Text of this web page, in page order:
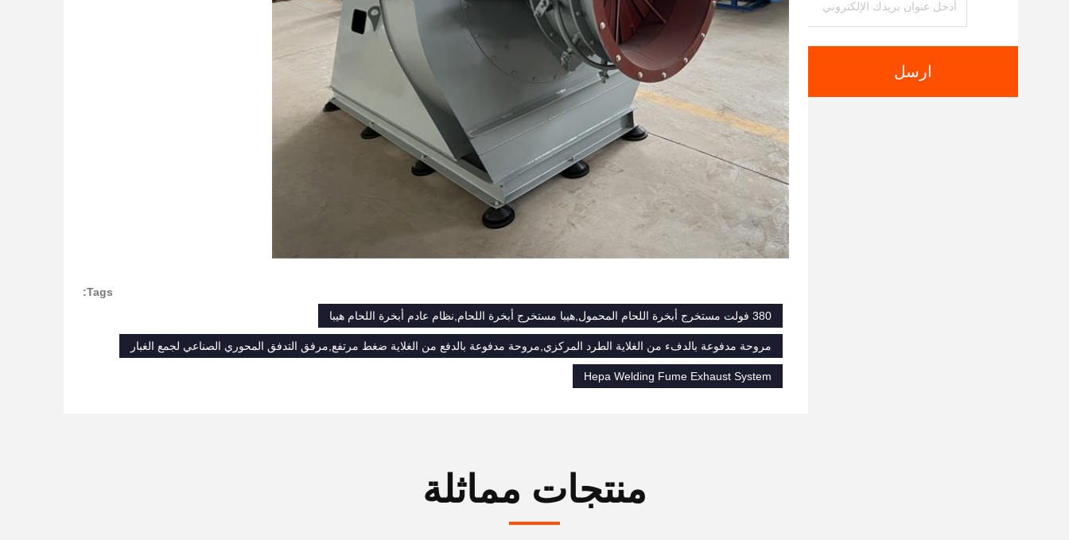
ارسل
Tags:
380 فولت مستخرج أبخرة اللحام المحمول,هيبا مستخرج أبخرة اللحام,نظام عادم أبخرة اللحام هيبا
مروحة مدفوعة بالدفء من الغلاية الطرد المركزي,مروحة مدفوعة بالدفع من الغلاية ضغط مرتفع,مرفق التدفق المحوري الصناعي لجمع الغبار
Hepa Welding Fume Exhaust System
منتجات مماثلة